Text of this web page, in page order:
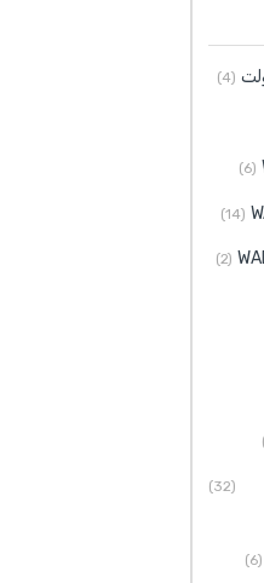
(4)
(6)
(14)
(2)
(32)
(6)